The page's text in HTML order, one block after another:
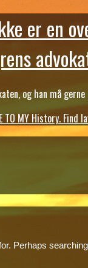
er en
og han må
TO MY History.
Perhaps